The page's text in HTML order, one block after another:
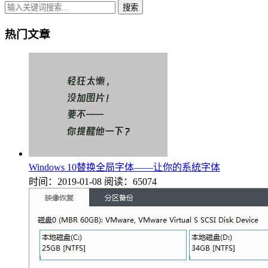
搜索
热门文章
Windows 10替换全局字体——让你的系统字体
时间：2019-01-08 阅读：65074